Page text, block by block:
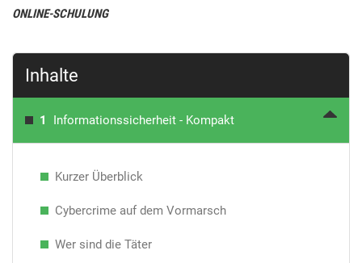
ONLINE-SCHULUNG
Inhalte
1 Informationssicherheit - Kompakt
Kurzer Überblick
Cybercrime auf dem Vormarsch
Wer sind die Täter